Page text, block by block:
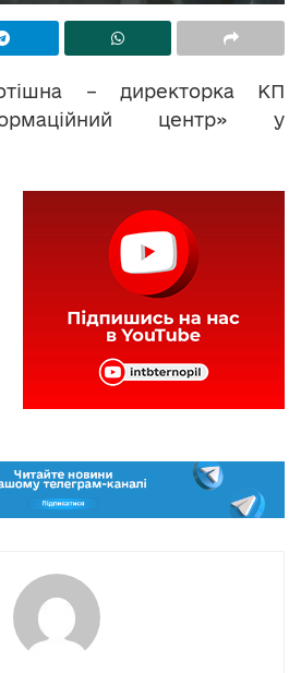
– директорка КП
центр» у